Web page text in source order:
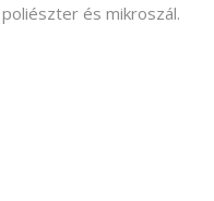
és mikroszál.